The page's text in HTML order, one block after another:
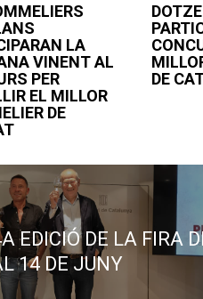
LA
VINENT AL
PER
EL MILLOR
DE
DE
EDICIÓ DE LA FIRA
14 DE JUNY